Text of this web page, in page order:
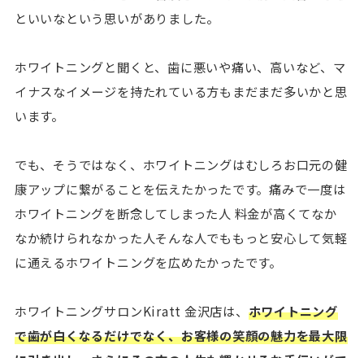
といいなという思いがありました。
ホワイトニングと聞くと、歯に悪いや痛い、高いなど、マ
イナスなイメージを持たれている方もまだまだ多いかと思
います。
でも、そうではなく、ホワイトニングはむしろお口元の健
康アップに繋がることを伝えたかったです。痛みで一度は
ホワイトニングを断念してしまった人 料金が高くてなか
なか続けられなかった人そんな人でももっと安心して気軽
に通えるホワイトニングを広めたかったです。
ホワイトニングサロンKiratt 金沢店は、 ホワイトニング
で歯が白くなるだけでなく、お客様の笑顔の魅力を最大限